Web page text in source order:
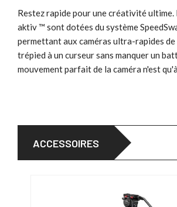
Restez rapide pour une créativité ultime.
aktiv ™ sont dotées du système
permettant aux caméras ultra-rapides de
trépied à un curseur sans manquer un
mouvement parfait de la caméra n'est
ACCESSOIRES